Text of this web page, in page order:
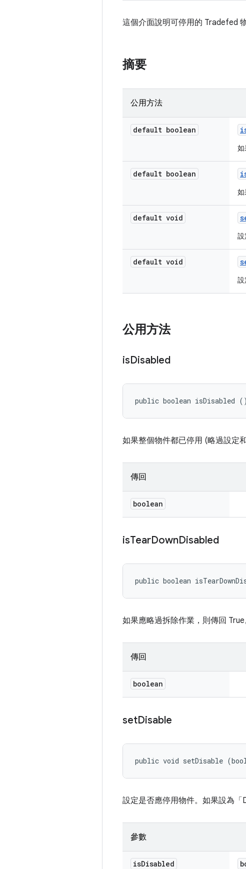
這個介面說明可停用的 Tradefed
摘要
公用方法
default boolean
如
default boolean
如
default void
設
default void
設
公用方法
isDisabled
public boolean isDisabled ()
如果整個物件都已停用 (略過設定
傳回
boolean
isTearDownDisabled
public boolean
如果應略過拆除作業，則傳回 True
傳回
boolean
setDisable
public void setDisable
設定是否應停用物件。如果設為「
參數
isDisabled